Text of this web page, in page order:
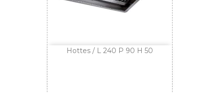
Hottes / L 240 P 90 H 50